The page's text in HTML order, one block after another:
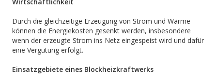
Durch die gleichzeitige Erzeugung von Strom und Wärme
können die Energiekosten gesenkt werden, insbesondere
wenn der erzeugte Strom ins Netz eingespeist wird und dafür
eine Vergütung erfolgt.
Einsatzgebiete eines Blockheizkraftwerks